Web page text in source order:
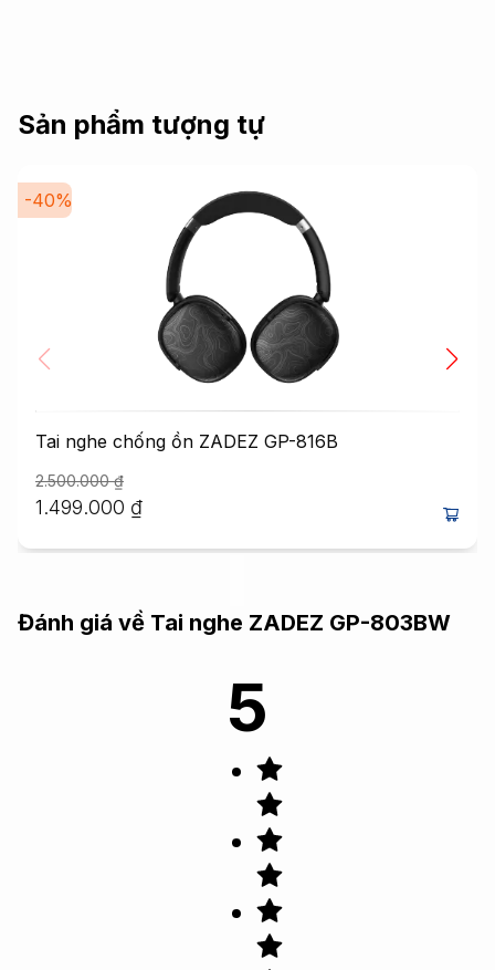
Sản phẩm tượng tự
-40%
Tai nghe chống ồn ZADEZ GP-816B
2.500.000₫
1.499.000 ₫
Đánh giá về Tai nghe ZADEZ GP-803BW
5